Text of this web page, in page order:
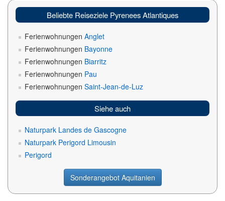
Beliebte Reiseziele Pyrenees Atlantiques
Ferienwohnungen Anglet
Ferienwohnungen Bayonne
Ferienwohnungen Biarritz
Ferienwohnungen Pau
Ferienwohnungen Saint-Jean-de-Luz
Siehe auch
Naturpark Landes de Gascogne
Naturpark Perigord Limousin
Perigord
Sonderangebot Aquitanien